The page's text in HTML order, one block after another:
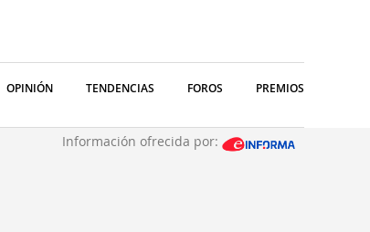
OPINIÓN TENDENCIAS FOROS PREMIOS
Información ofrecida por: